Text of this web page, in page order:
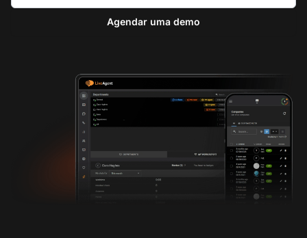
Agendar uma demo